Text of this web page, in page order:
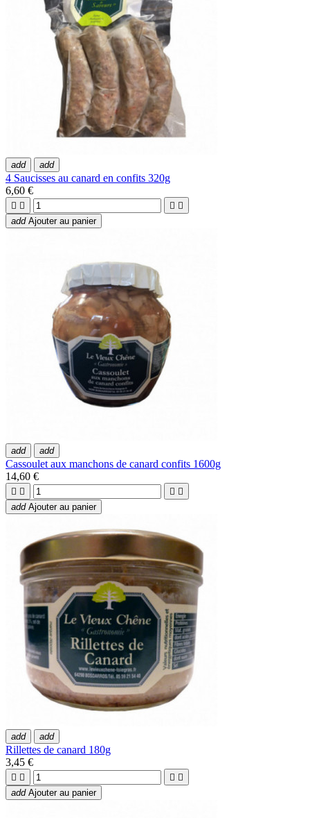
add add
4 Saucisses au canard en confits 320g
6,60 €
   
add Ajouter au panier
add add
Cassoulet aux manchons de canard confits 1600g
14,60 €
   
add Ajouter au panier
add add
Rillettes de canard 180g
3,45 €
   
add Ajouter au panier